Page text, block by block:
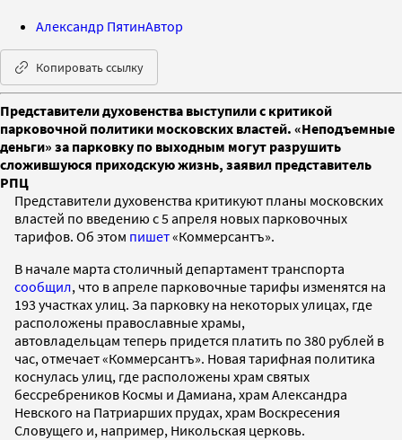
Александр ПятинАвтор
Копировать ссылку
Представители духовенства выступили с критикой
парковочной политики московских властей. «Неподъемные
деньги» за парковку по выходным могут разрушить
сложившуюся приходскую жизнь, заявил представитель
РПЦ
Представители духовенства критикуют планы московских
властей по введению с 5 апреля новых парковочных
тарифов. Об этом пишет«Коммерсантъ».
В начале марта столичный департамент транспорта
сообщил, что в апреле парковочные тарифы изменятся на
193 участках улиц. За парковку на некоторых улицах, где
расположены православные храмы,
автовладельцам теперь придется платить по 380 рублей в
час, отмечает «Коммерсантъ». Новая тарифная политика
коснулась улиц, где расположены храм святых
бессребреников Космы и Дамиана, храм Александра
Невского на Патриарших прудах, храм Воскресения
Словущего и, например, Никольская церковь.